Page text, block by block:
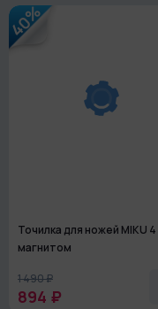
40%
Точилка для ножей MIKU 4
магнитом
1 490 ₽
894 ₽